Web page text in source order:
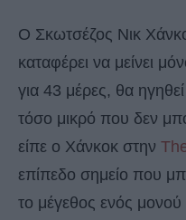
Ο Σκωτσέζος Νικ
καταφέρει να μείνει
για 43 μέρες, θα
τόσο μικρό που δεν
είπε ο Χάνκοκ στην
επίπεδο σημείο που
το μέγεθος ενός μονού